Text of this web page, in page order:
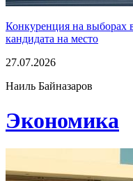
Конкуренция на выборах
кандидата на место
27.07.2026
Наиль Байназаров
Экономика